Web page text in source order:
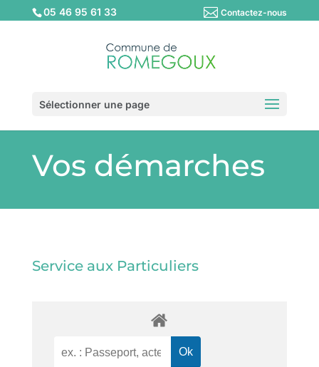
05 46 95 61 33 Contactez-nous
Sélectionner une page
Vos démarches
Service aux Particuliers